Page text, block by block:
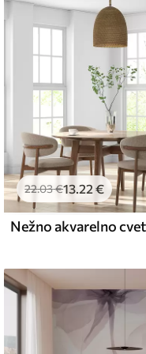
34.00€/m²
and Stick
49.00€/m²
22.03€13 .22 €
Nežno akvarelno